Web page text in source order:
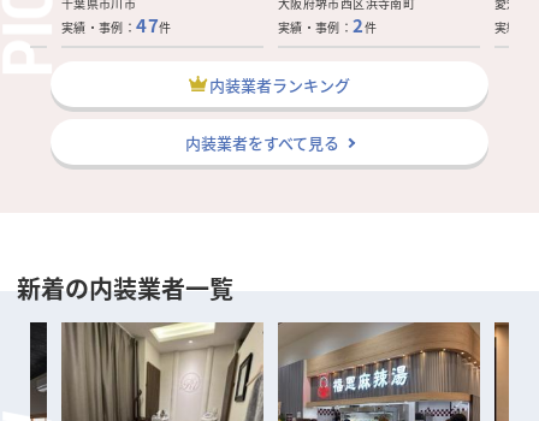
実績・事例：47件
実績・事例：2件
実績・
内装業者ランキング
内装業者をすべて見る
新着の内装業者一覧